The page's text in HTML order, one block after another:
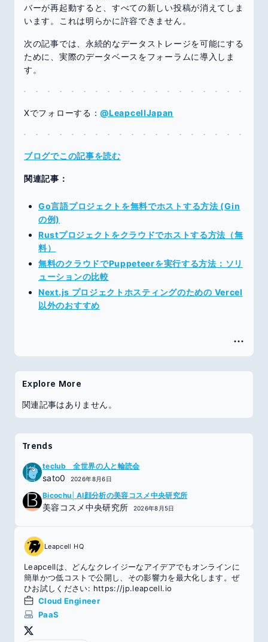
バーが再起動すると、すべての新しい投稿が消えてしま
います。これは明らかに許容できません。
次の記事では、永続的なデータストレージを可能にする
ために、実際のデータベースをフォーラムに導入しま
す。
Xでフォローする：@LeapcellJapan
ブログでこの記事を読む
関連記事：
Go言語プロジェクトを無料でホストする方法 (Gin
の例)
Rustプロジェクトをクラウドでホストする方法（無
料）
無料のクラウドでPuppeteerを実行する方法：ソリ
ューションの比較
Next.js プロジェクトホスティングのための Vercel
以外のおすすめ
Explore More
関連記事はありません。
Trends
teclub 全世界の人と輪読会
sato0 2026年8月6日
Bicochu│AI顔分析の美容コスメ中央研究所
美容コスメ中央研究所 2026年8月5日
Leapcell HQ
Leapcellは、どんなクレイジーなアイデアでもオンラインに
簡単かつ低コストで公開し、その影響力を最大化します。ぜ
ひお試しください: https://jp.leapcell.io
Cloud Engineer
PaaS